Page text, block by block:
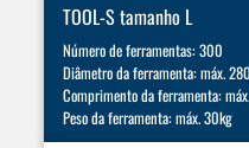
TOOL-S tamanho L
Número de ferramentas: 300
Diâmetro da ferramenta: máx.
Comprimento da ferramenta:
Peso da ferramenta: máx. 30kg